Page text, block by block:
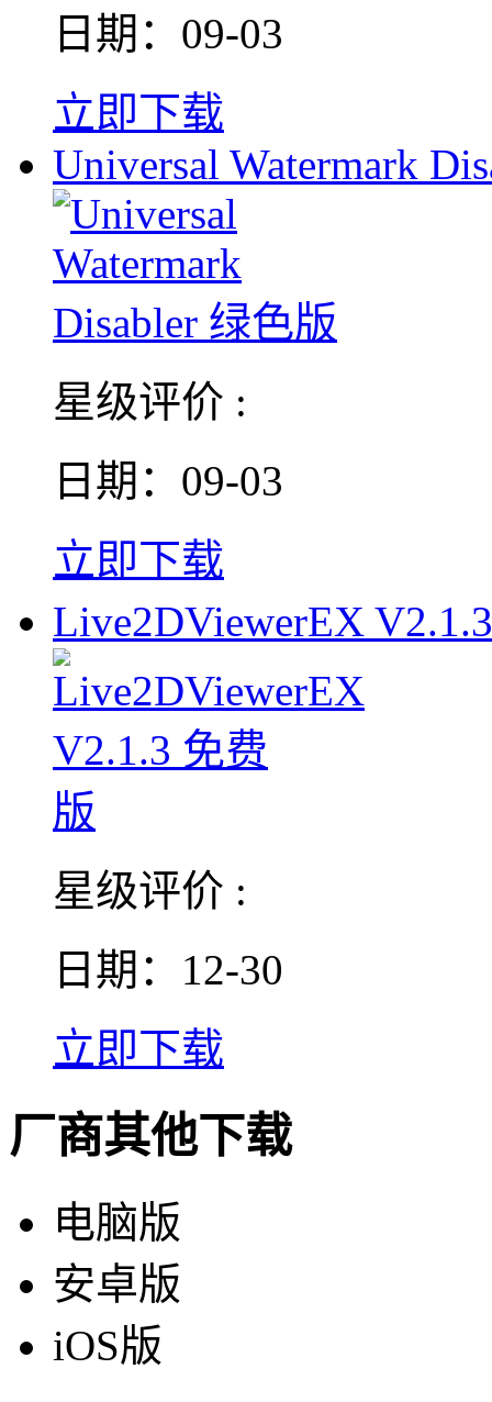
日期：09-03
立即下载
Universal Watermark
星级评价 :
日期：09-03
立即下载
Live2DViewerEX
星级评价 :
日期：12-30
立即下载
厂商其他下载
电脑版
安卓版
iOS版